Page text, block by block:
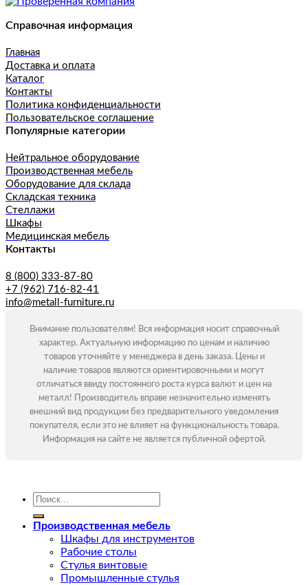
Справочная информация
Главная
Доставка и оплата
Каталог
Контакты
Политика конфиденциальности
Пользовательское соглашение
Популярные категории
Нейтральное оборудование
Производственная мебель
Оборудование для склада
Складская техника
Стеллажи
Шкафы
Медицинская мебель
Контакты
8 (800) 333-87-80
+7 (962) 716-82-41
info@metall-furniture.ru
Внимание пользователям! Вся информация носит справочный
характер. Актуальную информацию по ценам и наличию
товаров уточняйте у менеджера в день заказа. Цены и
наличие товаров являются ориентировочными и могут
отличаться ввиду постоянного роста курса валют и цен на
металл! Производитель вправе незначительно изменять
внешний вид продукции без предварительного уведомления
покупателя, если это не влияет на функциональность товара.
Информация на сайте не является публичной офертой.
Искать:
Производственная мебель
Шкафы для инструментов
Рабочие столы
Стулья винтовые
Промышленные стулья